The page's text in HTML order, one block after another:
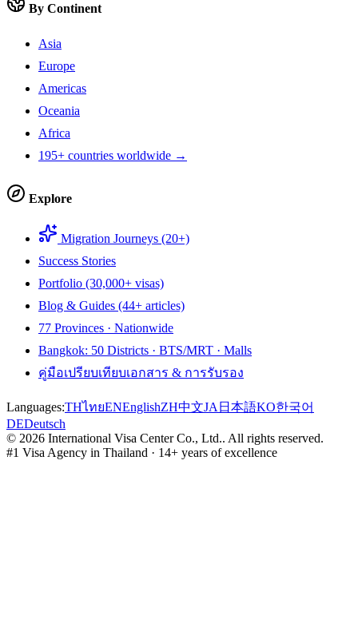
By Continent
Asia
Europe
Americas
Oceania
Africa
195+ countries worldwide →
Explore
Migration Journeys (20+)
Success Stories
Portfolio (30,000+ visas)
Blog & Guides (44+ articles)
77 Provinces · Nationwide
Bangkok: 50 Districts · BTS/MRT · Malls
คู่มือเปรียบเทียบเอกสาร & การรับรอง
Languages:THไทยENEnglishZH中文JA 日本語KO한국어
DEDeutsch
© 2026 International Visa Center Co., Ltd.. All rights reserved.
#1 Visa Agency in Thailand · 14+ years of excellence